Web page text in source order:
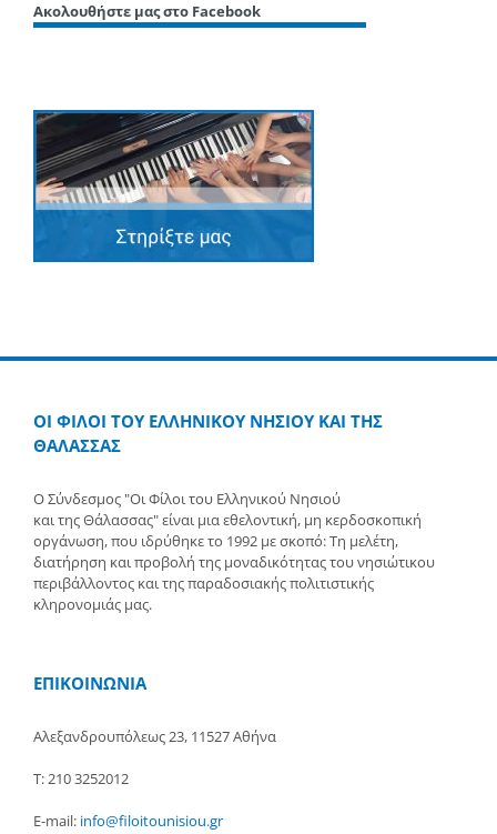
Ακολουθήστε μας στο Facebook
ΟΙ ΦΙΛΟΙ ΤΟΥ ΕΛΛΗΝΙΚΟΥ ΝΗΣΙΟΥ ΚΑΙ ΤΗΣ
ΘΑΛΑΣΣΑΣ
Ο Σύνδεσμος "Οι Φίλοι του Ελληνικού Νησιού
και της Θάλασσας" είναι μια εθελοντική, μη κερδοσκοπική
οργάνωση, που ιδρύθηκε το 1992 με σκοπό: Τη μελέτη,
διατήρηση και προβολή της μοναδικότητας του νησιώτικου
περιβάλλοντος και της παραδοσιακής πολιτιστικής
κληρονομιάς μας.
ΕΠΙΚΟΙΝΩΝΙΑ
Αλεξανδρουπόλεως 23, 11527 Αθήνα
Τ: 210 3252012
E-mail: info@filoitounisiou.gr